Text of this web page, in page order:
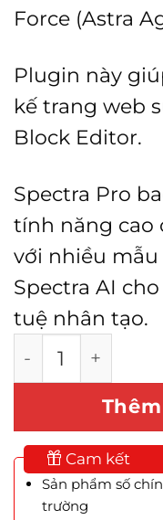
Force (Astra
Plugin này
kế trang web
Block Editor.
Spectra Pro
tính năng cao
với nhiều
Spectra AI
tuệ nhân tạo.
Spectra Pro số
Cam kết
Sản phẩm số
trường